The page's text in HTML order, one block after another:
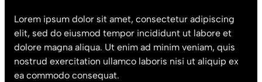
Lorem ipsum dolor sit amet, consectetur adipiscing
elit, sed do eiusmod tempor incididunt ut labore et
dolore magna aliqua. Ut enim ad minim veniam, quis
nostrud exercitation ullamco laboris nisi ut aliquip ex
ea commodo consequat.